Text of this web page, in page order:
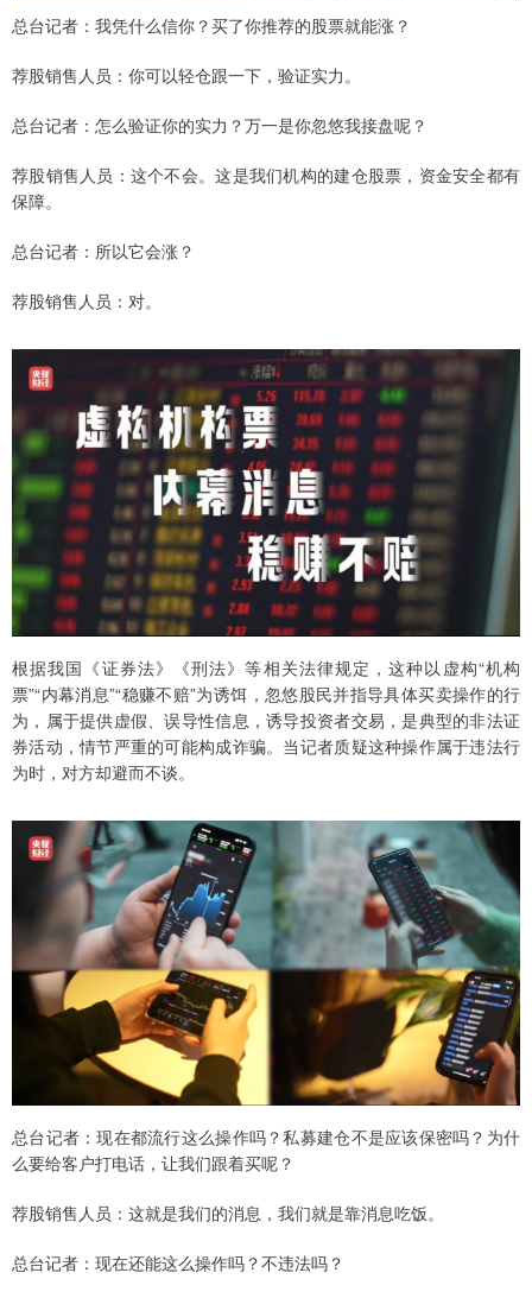
总台记者：我凭什么信你？买了你推荐的股票就能涨？
荐股销售人员：你可以轻仓跟一下，验证实力。
总台记者：怎么验证你的实力？万一是你忽悠我接盘呢？
荐股销售人员：这个不会。这是我们机构的建仓股票，资金安全都有
保障。
总台记者：所以它会涨？
荐股销售人员：对。
根据我国《证券法》《刑法》等相关法律规定，这种以虚构“机构
票”“内幕消息”“稳赚不赔”为诱饵，忽悠股民并指导具体买卖操作的行
为，属于提供虚假、误导性信息，诱导投资者交易，是典型的非法证
券活动，情节严重的可能构成诈骗。当记者质疑这种操作属于违法行
为时，对方却避而不谈。
总台记者：现在都流行这么操作吗？私募建仓不是应该保密吗？为什
么要给客户打电话，让我们跟着买呢？
荐股销售人员：这就是我们的消息，我们就是靠消息吃饭。
总台记者：现在还能这么操作吗？不违法吗？